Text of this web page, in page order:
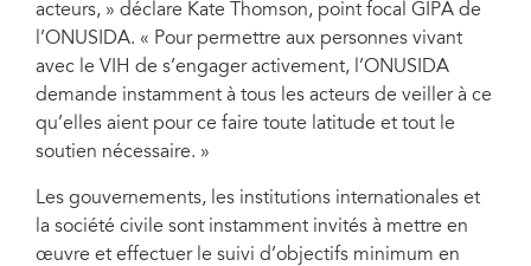
acteurs, » déclare Kate Thomson, point focal GIPA de
l’ONUSIDA. « Pour permettre aux personnes vivant
avec le VIH de s’engager activement, l’ONUSIDA
demande instamment à tous les acteurs de veiller à ce
qu’elles aient pour ce faire toute latitude et tout le
soutien nécessaire. »
Les gouvernements, les institutions internationales et
la société civile sont instamment invités à mettre en
œuvre et effectuer le suivi d’objectifs minimum en